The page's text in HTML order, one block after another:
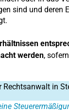
sind und deren
werden,
in